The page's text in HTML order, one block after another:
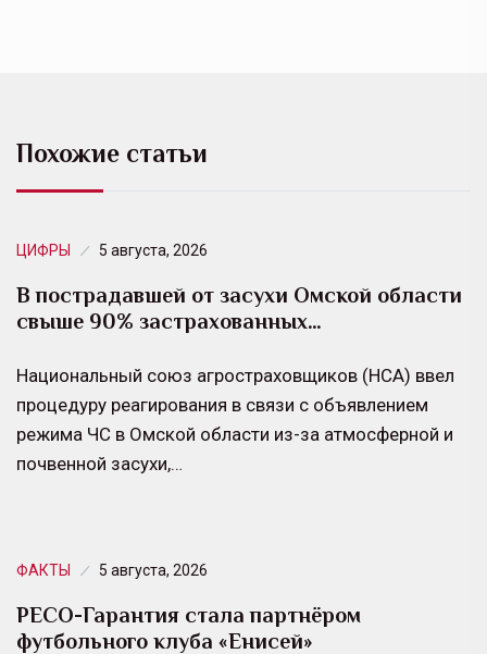
Похожие статьи
ЦИФРЫ 5 августа, 2026
В пострадавшей от засухи Омской области
свыше 90% застрахованных…
Национальный союз агростраховщиков (НСА) ввел
процедуру реагирования в связи с объявлением
режима ЧС в Омской области из-за атмосферной и
почвенной засухи,…
ФАКТЫ 5 августа, 2026
РЕСО-Гарантия стала партнёром
футбольного клуба «Енисей»